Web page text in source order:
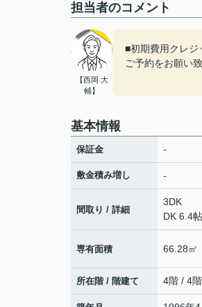
担当者のコメント
【西岡 大
輔】
■初期費用クレ
ご予約をお願い
基本情報
保証金 -
敷金積み増し -
間取り / 詳細
3DK
DK 6.4帖
専有面積 66.28㎡
所在階 / 階建て 4階 / 4